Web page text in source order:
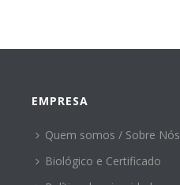
EMPRESA
Quem somos / Sobre Nós
Biológico e Certificado